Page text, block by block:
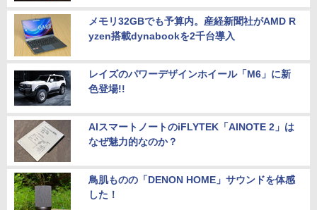
メモリ32GBでも予算内。産経新聞社がAMD R
yzen搭載dynabookを2千台導入
レイズのパワーデザインホイール「M6」に新
色登場!!
AIスマートノートのiFLYTEK「AINOTE 2」は
なぜ魅力的なのか？
鳥肌ものの「DENON HOME」サウンドを体感
した！